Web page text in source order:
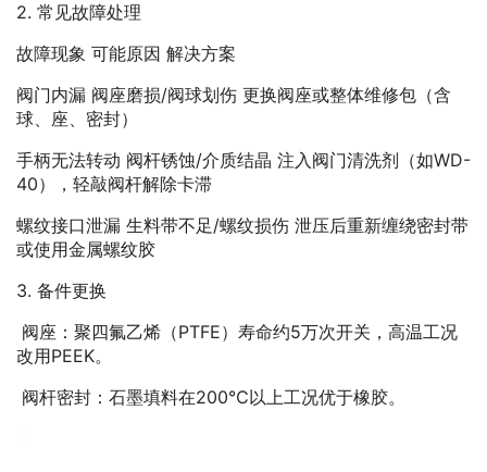
2. 常见故障处理
故障现象 可能原因 解决方案
阀门内漏 阀座磨损/阀球划伤 更换阀座或整体维修包（含
球、座、密封）
手柄无法转动 阀杆锈蚀/介质结晶 注入阀门清洗剂（如WD-
40），轻敲阀杆解除卡滞
螺纹接口泄漏 生料带不足/螺纹损伤 泄压后重新缠绕密封带
或使用金属螺纹胶
3. 备件更换
阀座：聚四氟乙烯（PTFE）寿命约5万次开关，高温工况
改用PEEK。
阀杆密封：石墨填料在200℃以上工况优于橡胶。